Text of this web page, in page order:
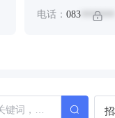
电话： 083*******